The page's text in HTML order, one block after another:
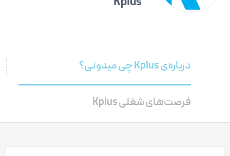
درباره‌ی Kplus چی میدونی؟
فرصت‌های شغلی Kplus